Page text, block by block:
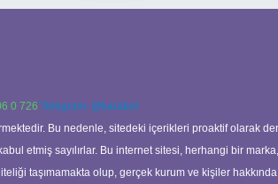
0 726 Telegram: @karabul
Bu nedenle, sitedeki içerikleri proaktif olarak
etmiş sayılırlar. Bu internet sitesi, herhangi bir
taşımamakta olup, gerçek kurum ve kişiler